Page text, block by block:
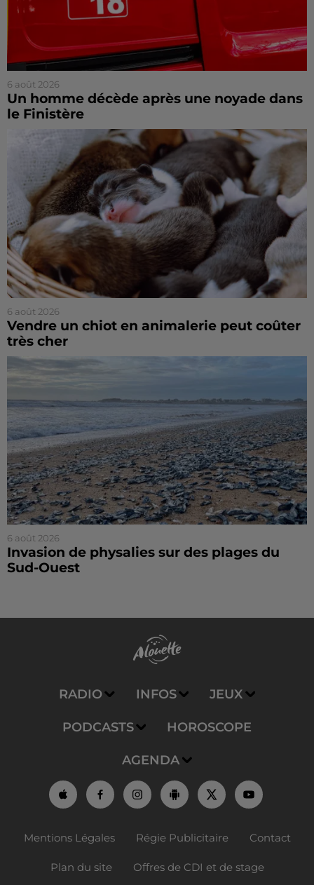
6 août 2026
Un homme décède après une noyade dans
le Finistère
6 août 2026
Vendre un chiot en animalerie peut coûter
très cher
6 août 2026
Invasion de physalies sur des plages du
Sud-Ouest
RADIO INFOS JEUX
PODCASTS HOROSCOPE
AGENDA
Mentions Légales Régie Publicitaire Contact
Plan du site Offres de CDI et de stage